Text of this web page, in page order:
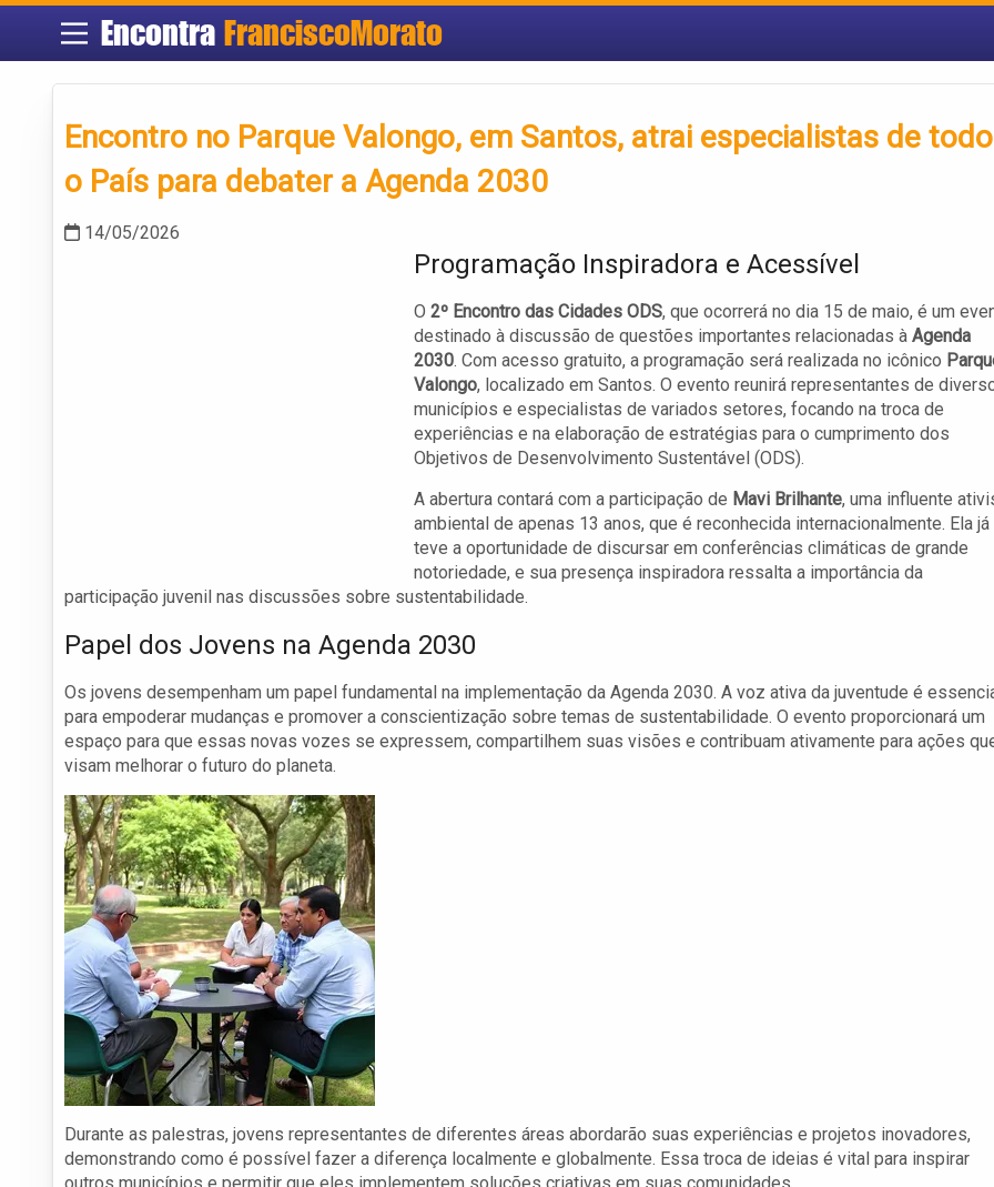
Encontra FranciscoMorato
Encontro no Parque Valongo, em Santos, atrai especialistas de todo
o País para debater a Agenda 2030
14/05/2026
Programação Inspiradora e Acessível
O 2º Encontro das Cidades ODS, que ocorrerá no dia 15 de maio, é um
destinado à discussão de questões importantes relacionadas à Agenda
2030. Com acesso gratuito, a programação será realizada no icônico
Valongo, localizado em Santos. O evento reunirá representantes de
municípios e especialistas de variados setores, focando na troca de
experiências e na elaboração de estratégias para o cumprimento dos
Objetivos de Desenvolvimento Sustentável (ODS).
A abertura contará com a participação de Mavi Brilhante, uma influente
ambiental de apenas 13 anos, que é reconhecida internacionalmente. Ela já
teve a oportunidade de discursar em conferências climáticas de grande
notoriedade, e sua presença inspiradora ressalta a importância da
participação juvenil nas discussões sobre sustentabilidade.
Papel dos Jovens na Agenda 2030
Os jovens desempenham um papel fundamental na implementação da Agenda 2030. A voz ativa da juventude é
para empoderar mudanças e promover a conscientização sobre temas de sustentabilidade. O evento proporcionará um
espaço para que essas novas vozes se expressem, compartilhem suas visões e contribuam ativamente para ações
visam melhorar o futuro do planeta.
Durante as palestras, jovens representantes de diferentes áreas abordarão suas experiências e projetos inovadores,
demonstrando como é possível fazer a diferença localmente e globalmente. Essa troca de ideias é vital para inspirar